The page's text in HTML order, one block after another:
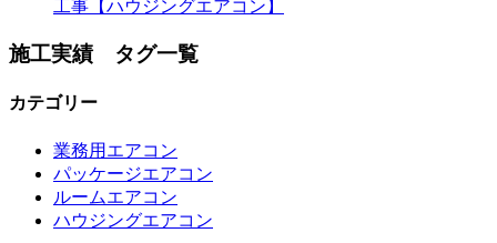
工事【ハウジングエアコン】
施工実績 タグ一覧
カテゴリー
業務用エアコン
パッケージエアコン
ルームエアコン
ハウジングエアコン